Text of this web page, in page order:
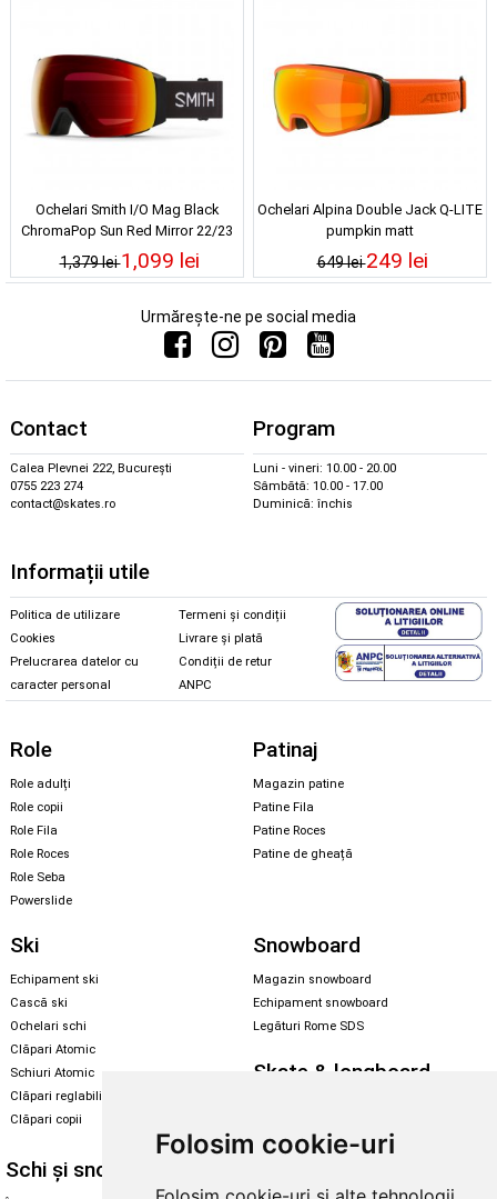
Folosim cookie-uri
Ochelari Smith I/O Mag Black
ChromaPop Sun Red Mirror 22/23
1,379 lei1,099 lei
Ochelari Alpina Double Jack Q-LITE
pumpkin matt
649 lei249 lei
Urmărește-ne pe social media
Contact
Calea Plevnei 222, București
0755 223 274
contact@skates.ro
Program
Luni - vineri: 10.00 - 20.00
Sâmbătă: 10.00 - 17.00
Duminică: închis
Informații utile
Politica de utilizare
Cookies
Prelucrarea datelor cu
caracter personal
Termeni și condiții
Livrare și plată
Condiții de retur
ANPC
Role
Role adulți
Role copii
Role Fila
Role Roces
Role Seba
Powerslide
Patinaj
Magazin patine
Patine Fila
Patine Roces
Patine de gheață
Ski
Echipament ski
Cască ski
Ochelari schi
Clăpari Atomic
Schiuri Atomic
Clăpari reglabili
Clăpari copii
Snowboard
Magazin snowboard
Echipament snowboard
Legături Rome SDS
Skate & longboard
Schi și snowboard